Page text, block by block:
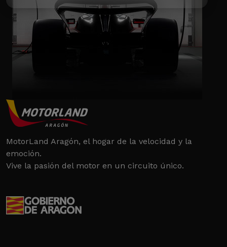
MotorLand Aragón, el hogar de la velocidad y la
emoción.
Vive la pasión del motor en un circuito único.